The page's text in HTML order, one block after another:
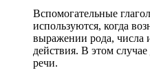
Вспомогательные
используются, когда
выражении рода, числа
действия. В этом случае
речи.